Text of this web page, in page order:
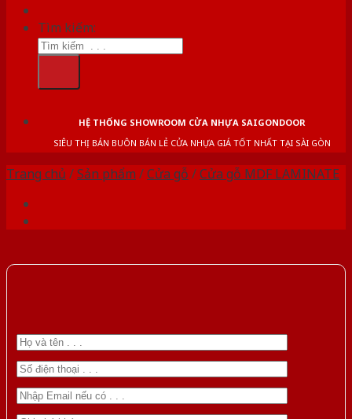
Tìm kiếm:
HỆ THỐNG SHOWROOM CỬA NHỰA SAIGONDOOR
SIÊU THỊ BÁN BUÔN BÁN LẺ CỬA NHỰA GIÁ TỐT NHẤT TẠI SÀI GÒN
Trang chủ /Sản phẩm /Cửa gỗ /Cửa gỗ MDF LAMINATE